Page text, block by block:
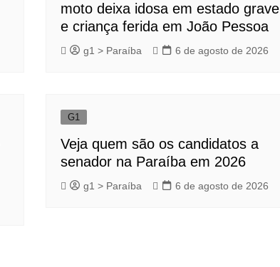
moto deixa idosa em estado grave
e criança ferida em João Pessoa
g1 > Paraíba 6 de agosto de 2026
G1
Veja quem são os candidatos a
senador na Paraíba em 2026
g1 > Paraíba 6 de agosto de 2026